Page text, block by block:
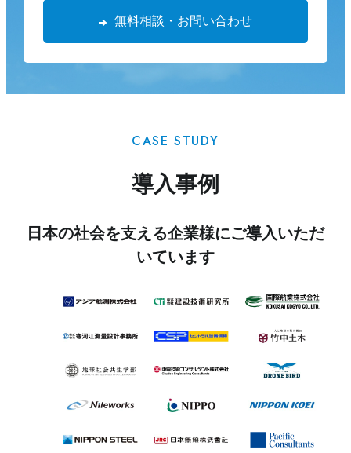
無料相談・お問い合わせ
CASE STUDY
導入事例
日本の社会を支える企業様にご導入いただ
いています